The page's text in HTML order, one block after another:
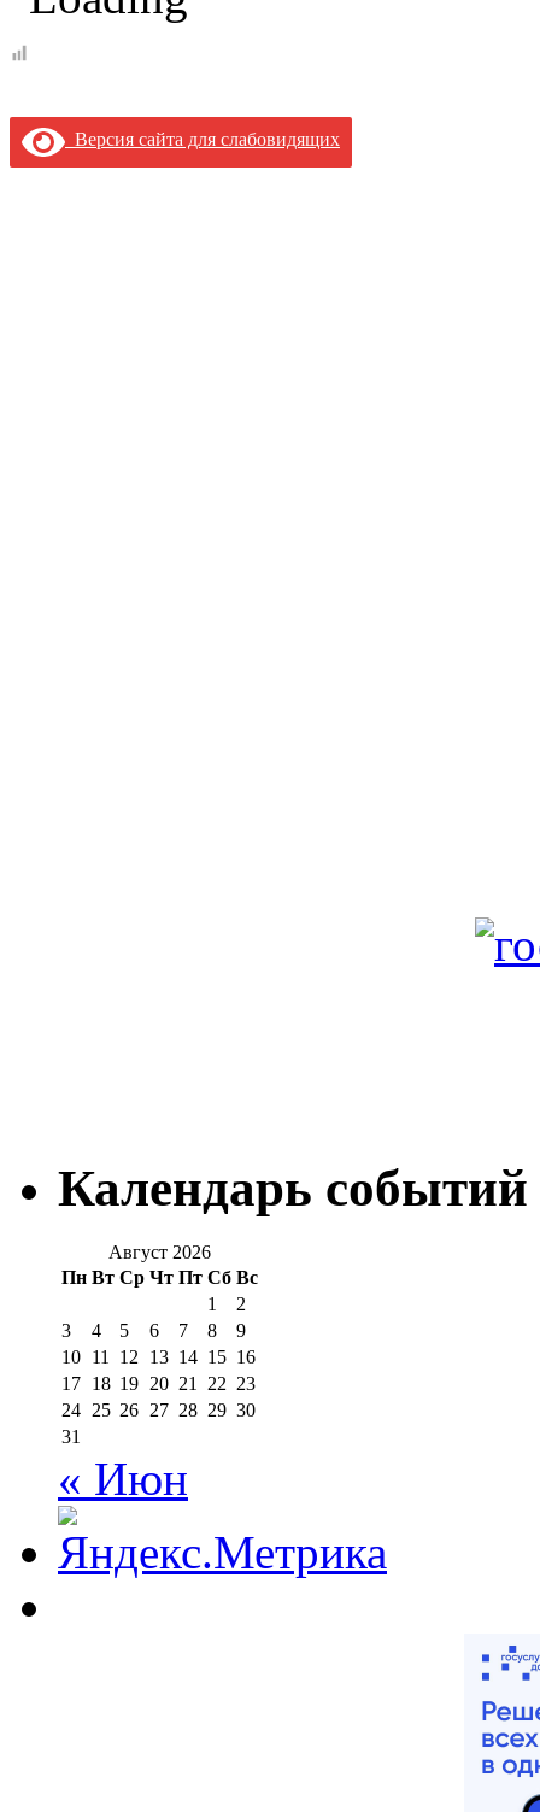
Версия сайта для слабовидящих
Календарь событий
Август 2026
Пн Вт Ср Чт Пт Сб Вс
1
2
3
4 5 6 7 8
9
10 11 12 13 14 15 16
17 18 19 20 21 22 23
24 25 26 27 28 29 30
31
« Июн